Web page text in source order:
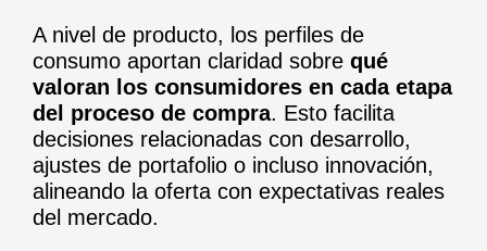
A nivel de producto, los perfiles de
consumo aportan claridad sobre qué
valoran los consumidores en cada etapa
del proceso de compra. Esto facilita
decisiones relacionadas con desarrollo,
ajustes de portafolio o incluso innovación,
alineando la oferta con expectativas reales
del mercado.